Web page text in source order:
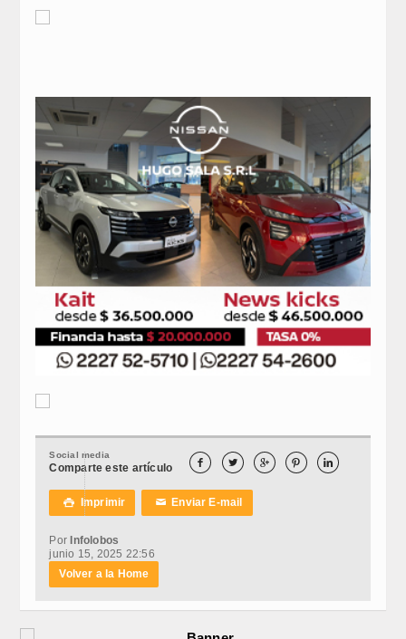
Social media
Comparte este artículo     
 Imprimir ✉Enviar E-mail
PorInfolobos
junio 15, 2025 22:56
Volver a la Home